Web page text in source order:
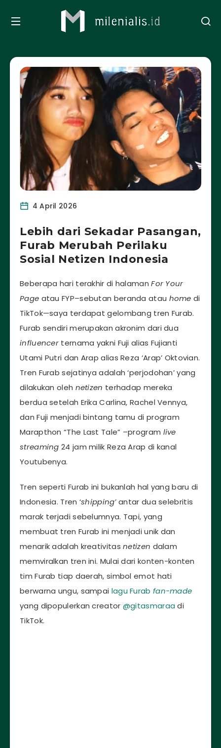
4 April 2026
Lebih dari Sekadar Pasangan,
Furab Merubah Perilaku
Sosial Netizen Indonesia
Beberapa hari terakhir di halamanFor Your
Page atau FYP–sebutan beranda atau home di
TikTok—saya terdapat gelombang tren Furab.
Furab sendiri merupakan akronim dari dua
influencer ternama yakni Fuji alias Fujianti
Utami Putri dan Arap alias Reza ‘Arap’ Oktovian.
Tren Furab sejatinya adalah ‘perjodohan’ yang
dilakukan oleh netizen terhadap mereka
berdua setelah Erika Carlina, Rachel Vennya,
dan Fuji menjadi bintang tamu di program
Marapthon “The Last Tale” –program live
streaming 24 jam milik Reza Arap di kanal
Youtubenya.
Tren seperti Furab ini bukanlah hal yang baru di
Indonesia. Tren ‘shipping’ antar dua selebritis
marak terjadi sebelumnya. Tapi, yang
membuat tren Furab ini menjadi unik dan
menarik adalah kreativitasnetizen dalam
memviralkan tren ini. Mulai dari konten-konten
tim Furab tiap daerah, simbol emot hati
berwarna ungu, sampai lagu Furab fan-made
yang dipopulerkan creator @gitasmaraa di
TikTok.